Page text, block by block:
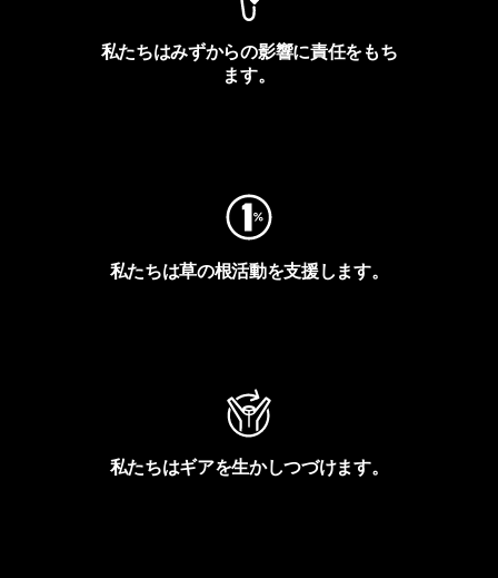
私たちはみずからの影響に責任をもち
ます。
私たちは草の根活動を支援します。
私たちはギアを生かしつづけます。